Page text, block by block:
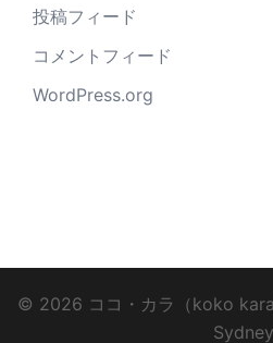
投稿フィード
コメントフィード
WordPress.org
© 2026 ココ・カラ（koko
Sydney